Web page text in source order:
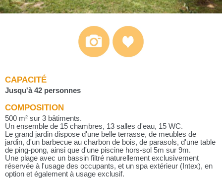
CAPACITÉ
Jusqu'à 42 personnes
COMPOSITION
500 m² sur 3 bâtiments.
Un ensemble de 15 chambres, 13 salles d'eau, 15 WC.
Le grand jardin dispose d'une belle terrasse, de meubles de
jardin, d'un barbecue au charbon de bois, de parasols, d'une table
de ping-pong, ainsi que d'une piscine hors-sol 5m sur 9m.
Une plage avec un bassin filtré naturellement exclusivement
réservée à l'usage des occupants, et un spa extérieur (Intex), en
option et également à usage exclusif.